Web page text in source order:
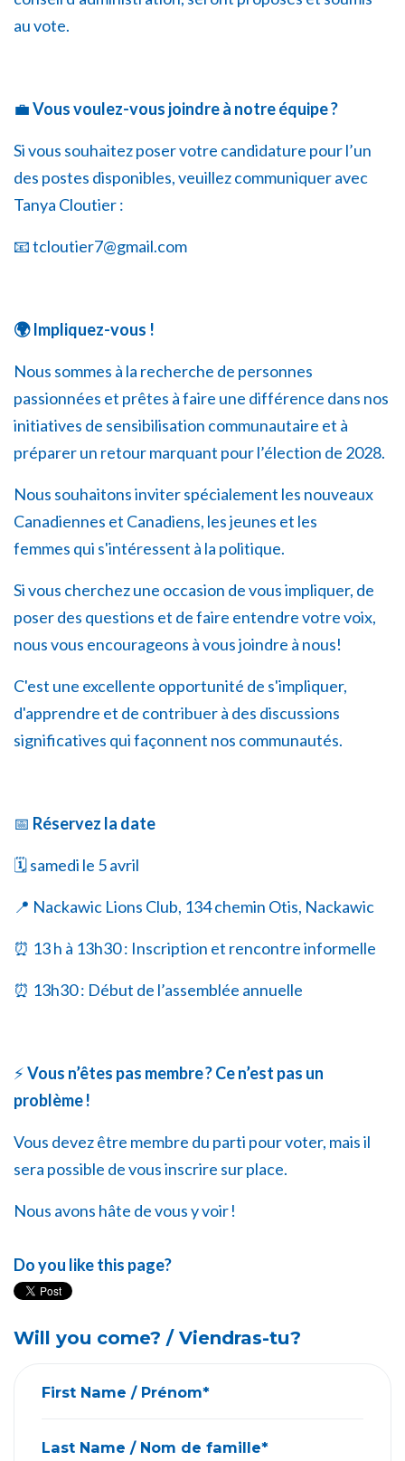
au vote.
💼Vous voulez-vous joindre à notre équipe ?
Si vous souhaitez poser votre candidature pour l’un
des postes disponibles, veuillez communiquer avec
Tanya Cloutier :
📧tcloutier7@gmail.com
🌍Impliquez-vous !
Nous sommes à la recherche de personnes
passionnées et prêtes à faire une différence dans nos
initiatives de sensibilisation communautaire et à
préparer un retour marquant pour l’élection de 2028.
Nous souhaitons inviter spécialement les nouveaux
Canadiennes et Canadiens, les jeunes et les
femmes qui s'intéressent à la politique.
Si vous cherchez une occasion de vous impliquer, de
poser des questions et de faire entendre votre voix,
nous vous encourageons à vous joindre à nous!
C'est une excellente opportunité de s'impliquer,
d'apprendre et de contribuer à des discussions
significatives qui façonnent nos communautés.
📅 Réservez la date
🗓️ samedi le 5 avril
📍 Nackawic Lions Club, 134 chemin Otis, Nackawic
⏰ 13 h à 13h30 : Inscription et rencontre informelle
⏰ 13h30 : Début de l’assemblée annuelle
⚡Vous n’êtes pas membre? Ce n’est pas un
problème!
Vous devez être membre du parti pour voter, mais il
sera possible de vous inscrire sur place.
Nous avons hâte de vous y voir !
Do you like this page?
Will you come? / Viendras-tu?
First Name / Prénom*
Last Name / Nom de famille*